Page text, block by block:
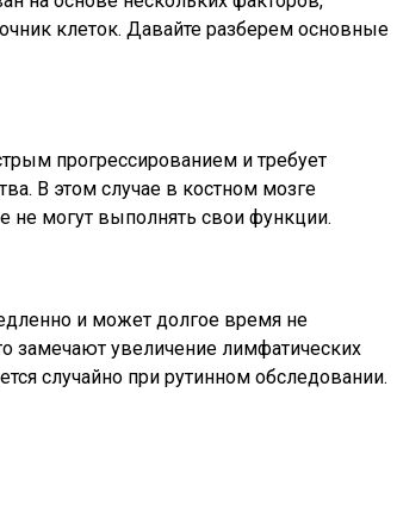
клеток. Давайте разберем основные
прогрессированием и требует
В этом случае в костном мозге
могут выполнять свои функции.
и может долгое время не
замечают увеличение лимфатических
случайно при рутинном обследовании.